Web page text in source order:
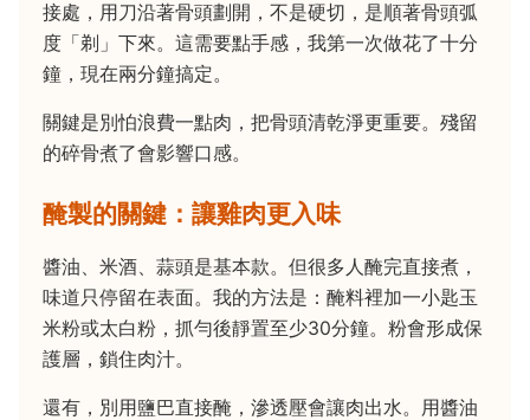
接處，用刀沿著骨頭劃開，不是硬切，是順著骨頭弧
度「剃」下來。這需要點手感，我第一次做花了十分
鐘，現在兩分鐘搞定。
關鍵是別怕浪費一點肉，把骨頭清乾淨更重要。殘留
的碎骨煮了會影響口感。
醃製的關鍵：讓雞肉更入味
醬油、米酒、蒜頭是基本款。但很多人醃完直接煮，
味道只停留在表面。我的方法是：醃料裡加一小匙玉
米粉或太白粉，抓勻後靜置至少30分鐘。粉會形成保
護層，鎖住肉汁。
還有，別用鹽巴直接醃，滲透壓會讓肉出水。用醬油